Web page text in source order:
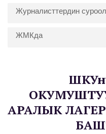
Журналисттердин
ЖМКда
АРАЛЫК